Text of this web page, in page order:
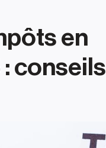
en
conseils